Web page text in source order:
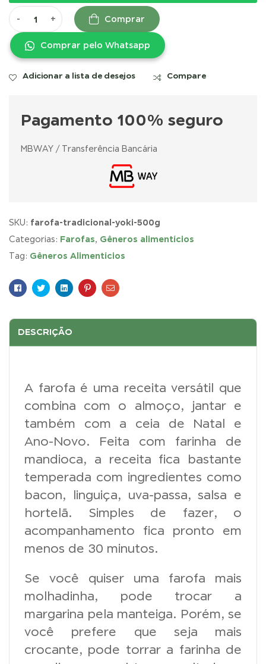
- + Comprar
Comprar pelo Whatsapp
Adicionar a lista de desejos Compare
Pagamento 100% seguro
MBWAY / Transferência Bancária
SKU: farofa-tradicional-yoki-500g
Categorias: Farofas, Gêneros alimentícios
Tag: Gêneros Alimentícios
Facebook
TwitterLinkedinPinterest
E-
DESCRIÇÃO
A farofa é uma receita versátil que
combina com o almoço, jantar e
também com a ceia de Natal e
Ano-Novo. Feita com farinha de
mandioca, a receita fica bastante
temperada com ingredientes como
bacon, linguiça, uva-passa, salsa e
hortelã. Simples de fazer, o
acompanhamento fica pronto em
menos de 30 minutos.
Se você quiser uma farofa mais
molhadinha, pode trocar a
margarina pela manteiga. Porém, se
você prefere que seja mais
crocante, pode torrar a farinha de